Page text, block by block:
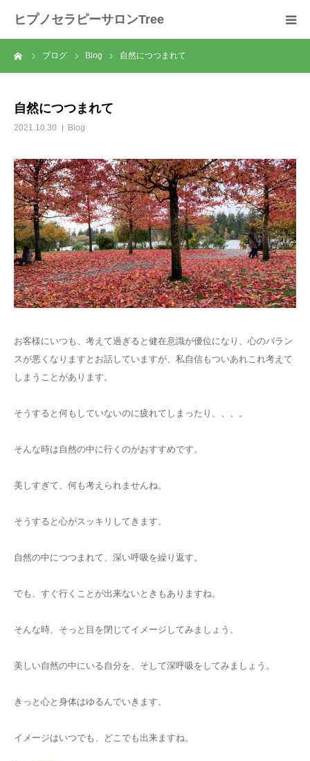
ヒプノセラピーサロンTree
ブログ Blog 自然につつまれて
自然につつまれて
2021.10.30 Blog
お客様にいつも、考えて過ぎると健在意識が優位になり、心のバラン
スが悪くなりますとお話していますが、私自信もついあれこれ考えて
しまうことがあります。
そうすると何もしていないのに疲れてしまったり、、、。
そんな時は自然の中に行くのがおすすめです。
美しすぎて、何も考えられませんね。
そうすると心がスッキリしてきます。
自然の中につつまれて、深い呼吸を繰り返す。
でも、すぐ行くことが出来ないときもありますね。
そんな時、そっと目を閉じてイメージしてみましょう。
美しい自然の中にいる自分を、そして深呼吸をしてみましょう。
きっと心と身体はゆるんでいきます。
イメージはいつでも、どこでも出来ますね。
ホーム
セラピーの流れ
メニュー
料金
スクール
ご予約
お客様の声
よくある質問
アクセス